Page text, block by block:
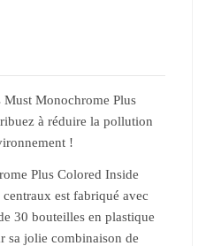
Must Monochrome Plus
à réduire la pollution
!
Plus Colored Inside
est fabriqué avec
30 bouteilles en plastique
sa jolie combinaison de